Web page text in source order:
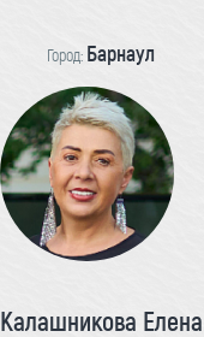
Город: Барнаул
Калашникова Елена